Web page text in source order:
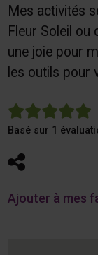
Mes activités
Fleur Soleil ou
une joie pour
les outils pour
5
Basé sur 1
Partager
Ajouter à mes